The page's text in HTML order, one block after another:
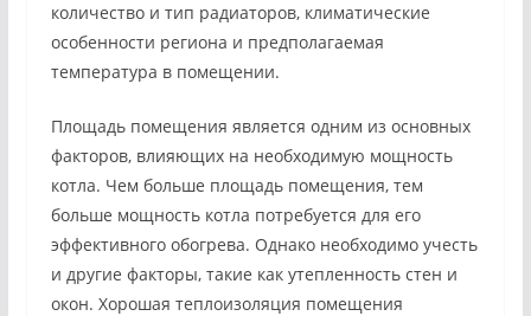
количество и тип радиаторов, климатические
особенности региона и предполагаемая
температура в помещении.
Площадь помещения является одним из основных
факторов, влияющих на необходимую мощность
котла. Чем больше площадь помещения, тем
больше мощность котла потребуется для его
эффективного обогрева. Однако необходимо учесть
и другие факторы, такие как утепленность стен и
окон. Хорошая теплоизоляция помещения